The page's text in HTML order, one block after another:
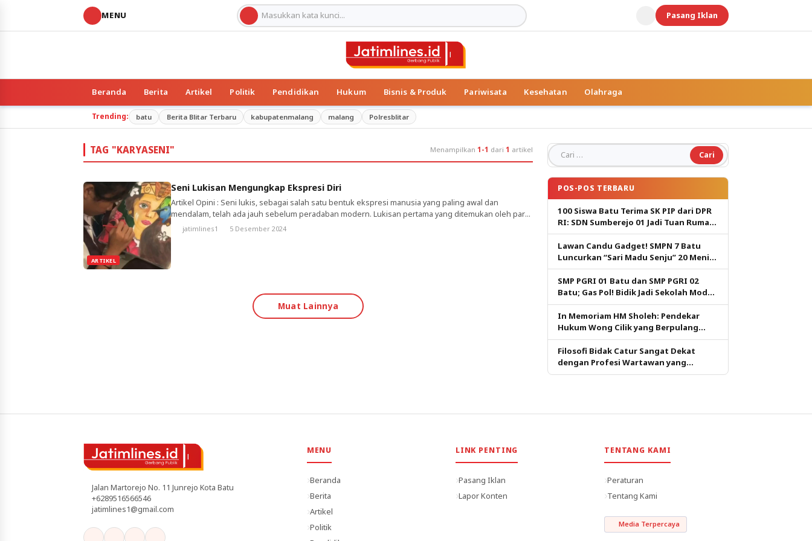
MENU Pasang Iklan
Beranda Berita Artikel Politik Pendidikan Hukum Bisnis & Produk Pariwisata Kesehatan Olahraga
Trending: batu Berita Blitar Terbaru kabupatenmalang malang Polresblitar
TAG "KARYASENI" Menampilkan 1-1 dari 1 artikel
ARTIKEL
Seni Lukisan Mengungkap Ekspresi Diri
Artikel Opini : Seni lukis, sebagai salah satu bentuk ekspresi manusia yang paling awal dan
mendalam, telah ada jauh sebelum peradaban modern. Lukisan pertama yang ditemukan oleh para
arkeolog berada di gua-gua Lascaux di Prancis, yang diperkirakan berusia lebih dari 17.000 tahun.
jatimlines1 5 Desember 2024
Muat Lainnya
Cari untuk:
POS-POS TERBARU
100 Siswa Batu Terima SK PIP dari DPR
RI: SDN Sumberejo 01 Jadi Tuan Rumah,
Harapan Baru Pendidikan Gratis
Lawan Candu Gadget! SMPN 7 Batu
Luncurkan “Sari Madu Senju” 20 Menit
Cetak Generasi Pembaca
SMP PGRI 01 Batu dan SMP PGRI 02
Batu; Gas Pol! Bidik Jadi Sekolah Model
PM dan KKA Pertama di Kota Batu
In Memoriam HM Sholeh: Pendekar
Hukum Wong Cilik yang Berpulang
dalam Ketulusan
Filosofi Bidak Catur Sangat Dekat
dengan Profesi Wartawan yang
Dituntut Berpikir Kritis
Jalan Martorejo No. 11 Junrejo Kota Batu
+6289516566546
jatimlines1@gmail.com
MENU
Beranda
Berita
Artikel
Politik
LINK PENTING
Pasang Iklan
Lapor Konten
TENTANG KAMI
Peraturan
Tentang Kami
Media Terpercaya